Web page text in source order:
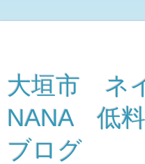
大垣市 ネ
NANA 低
ブログ